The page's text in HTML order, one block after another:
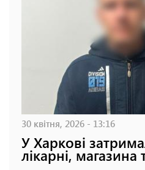
30 квітня, 2026 - 13:16
У Харкові
лікарні, магазина